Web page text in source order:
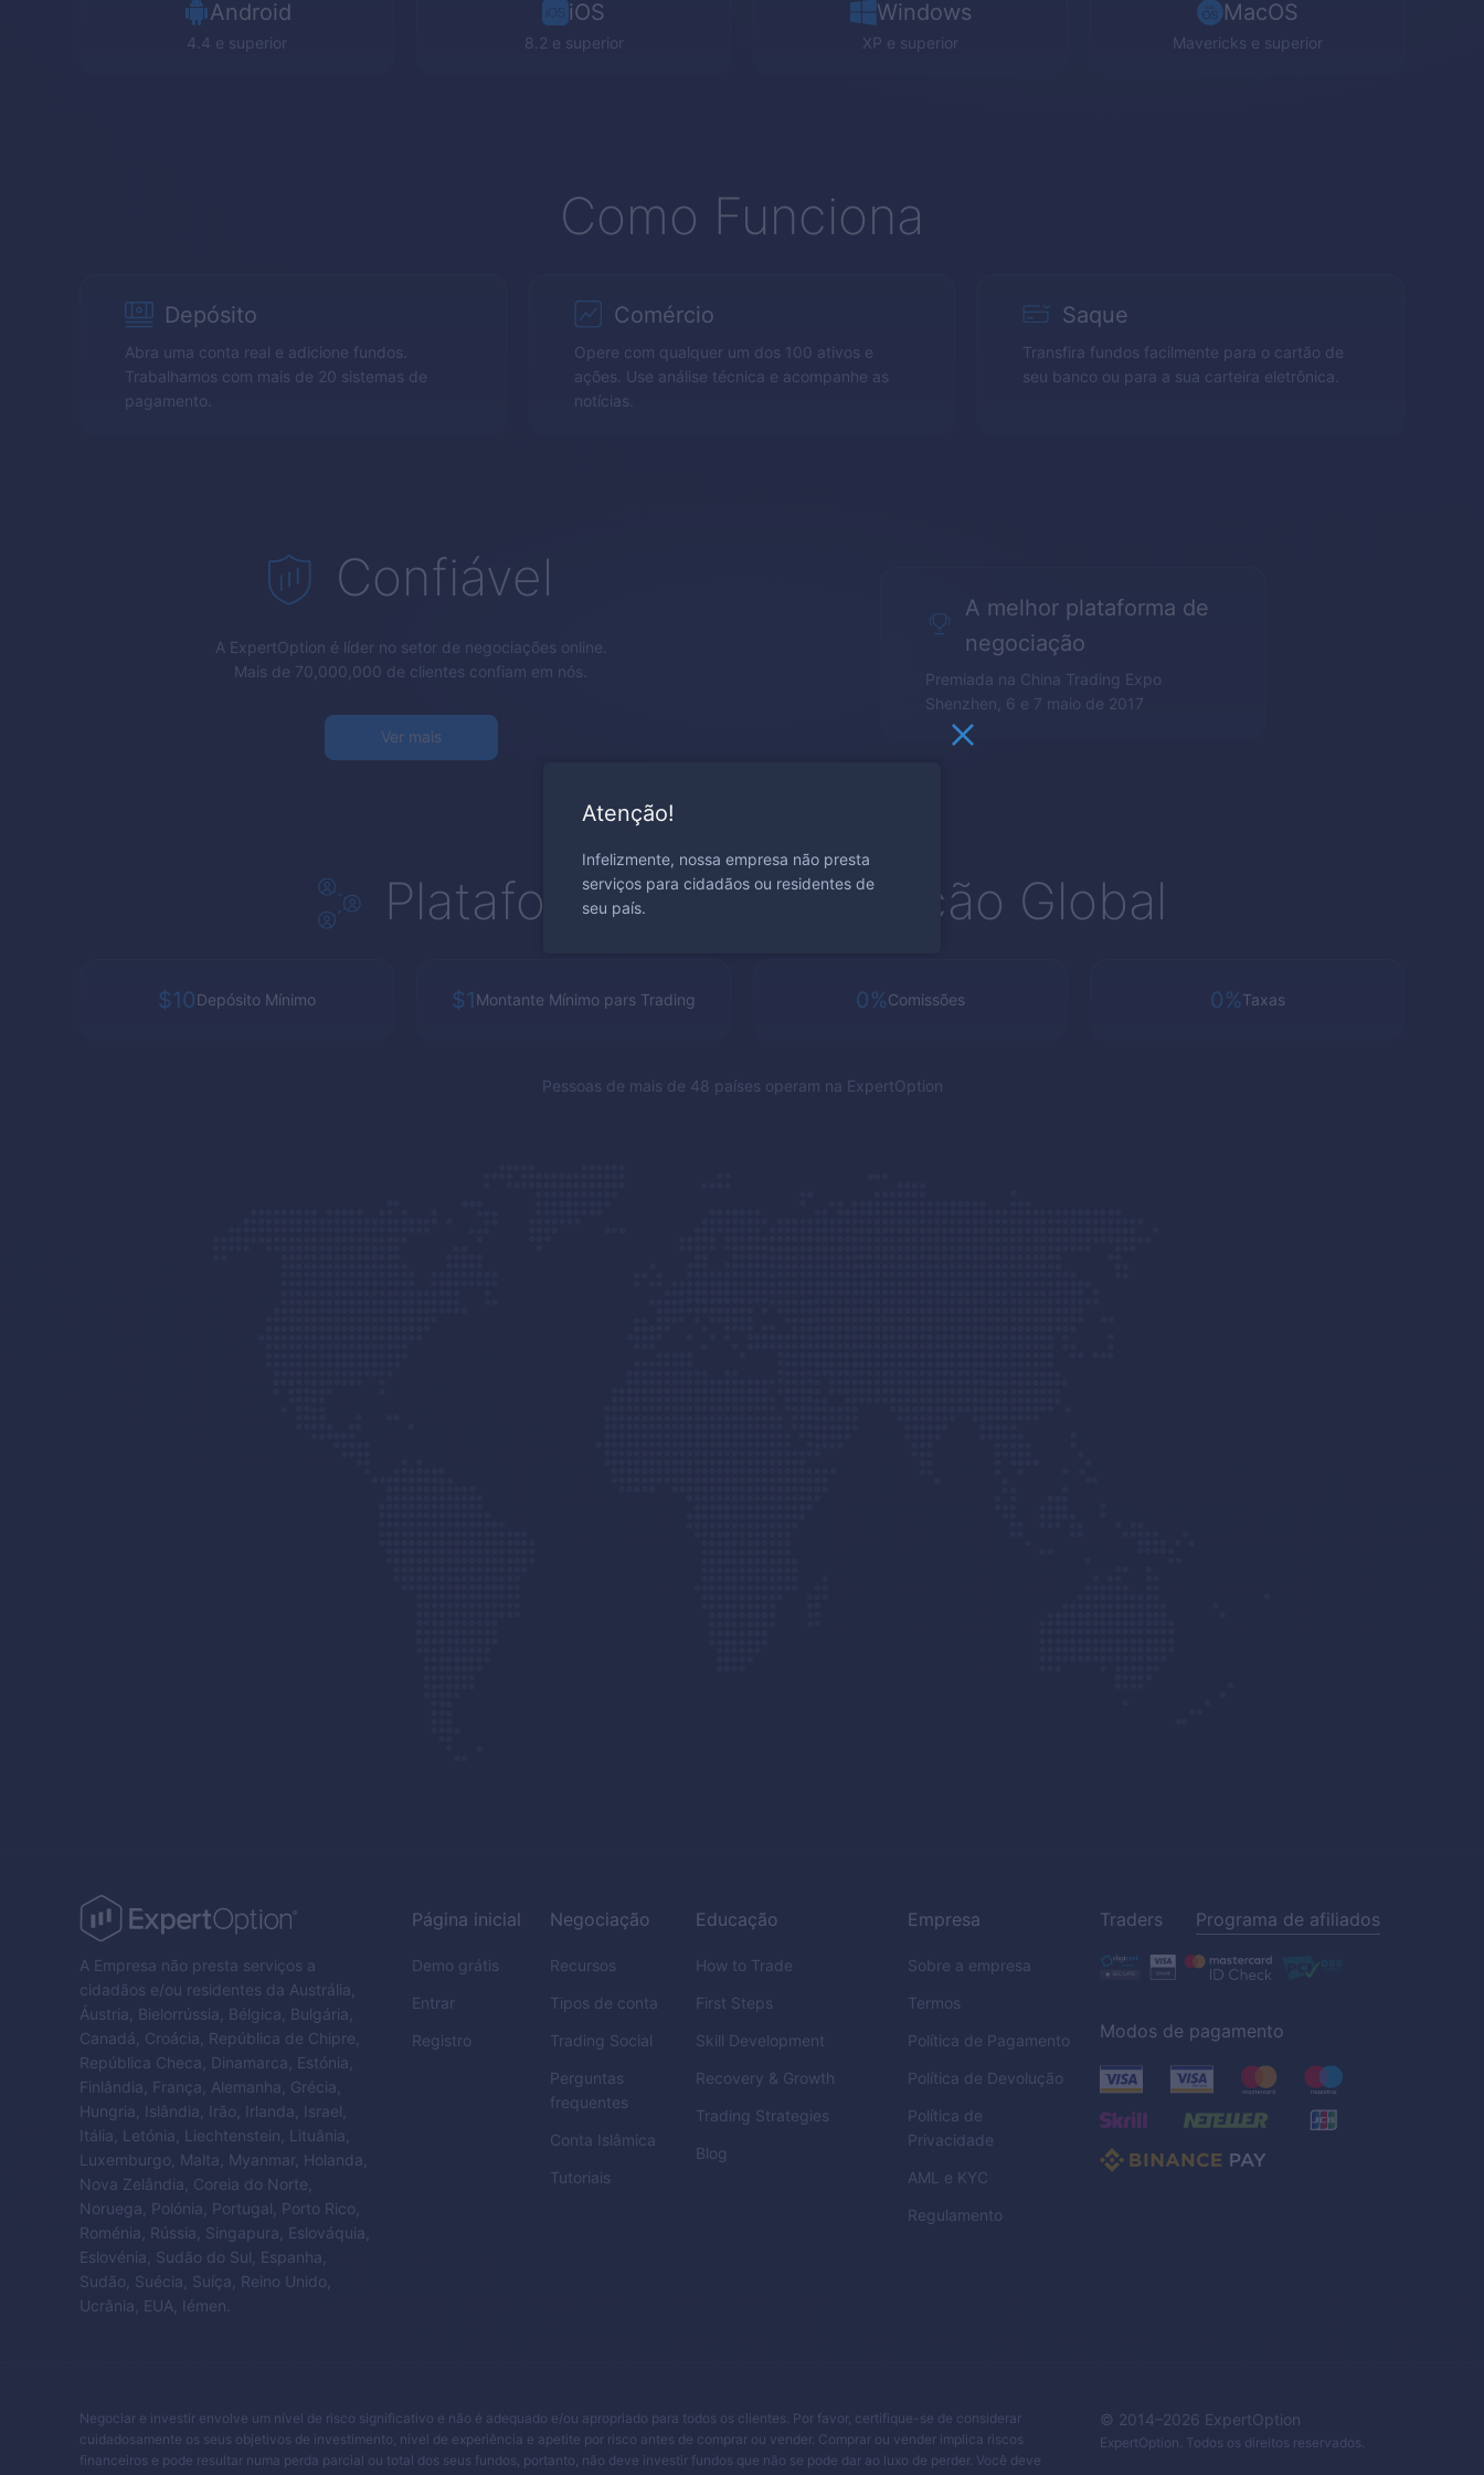
Android
4.4 e superior
iOS
8.2 e superior
Windows
XP e superior
MacOS
Mavericks e superior
Como Funciona
Depósito
Abra uma conta real e adicione fundos.
Trabalhamos com mais de 20 sistemas de
pagamento.
Comércio
Opere com qualquer um dos 100 ativos e
ações. Use análise técnica e acompanhe as
notícias.
Saque
Transfira fundos facilmente para o cartão de
seu banco ou para a sua carteira eletrônica.
Confiável
A ExpertOption é líder no setor de negociações online.
Mais de 70,000,000 de clientes confiam em nós.
Ver mais
A melhor plataforma de
negociação
Premiada na China Trading Expo
Shenzhen, 6 e 7 maio de 2017
Plataforma de Negociação Global
$10Depósito Mínimo $1Montante Mínimo pars Trading 0%Comissões 0%Taxas
Pessoas de mais de 48 países operam na ExpertOption
A Empresa não presta serviços a
cidadãos e/ou residentes da Austrália,
Áustria, Bielorrússia, Bélgica, Bulgária,
Canadá, Croácia, República de Chipre,
República Checa, Dinamarca, Estónia,
Finlândia, França, Alemanha, Grécia,
Hungria, Islândia, Irão, Irlanda, Israel,
Itália, Letónia, Liechtenstein, Lituânia,
Luxemburgo, Malta, Myanmar, Holanda,
Nova Zelândia, Coreia do Norte,
Noruega, Polónia, Portugal, Porto Rico,
Roménia, Rússia, Singapura, Eslováquia,
Eslovénia, Sudão do Sul, Espanha,
Sudão, Suécia, Suíça, Reino Unido,
Ucrânia, EUA, Iémen.
Página inicial
Demo grátis
Entrar
Registro
Negociação
Recursos
Tipos de conta
Trading Social
Perguntas
frequentes
Conta Islâmica
Tutoriais
Educação
How to Trade
First Steps
Skill Development
Recovery & Growth
Trading Strategies
Blog
Empresa
Sobre a empresa
Termos
Política de Pagamento
Política de Devolução
Política de
Privacidade
AML
e KYC
Regulamento
Traders Programa de afiliados
Modos de pagamento
Negociar e investir envolve um nível de risco significativo e não é adequado e/ou apropriado para todos os clientes. Por favor, certifique-se de considerar
cuidadosamente os seus objetivos de investimento, nível de experiência e apetite por risco antes de comprar ou vender. Comprar ou vender implica riscos
financeiros e pode resultar numa perda parcial ou total dos seus fundos, portanto, não deve investir fundos que não se pode dar ao luxo de perder. Você deve
© 2014– 2026 ExpertOption
ExpertOption . Todos os direitos reservados.
Atenção!
Infelizmente, nossa empresa não presta
serviços para cidadãos ou residentes de
seu país.